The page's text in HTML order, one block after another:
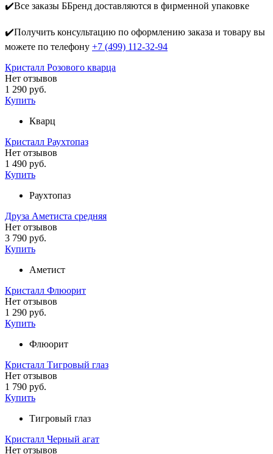
✔️Все заказы ББренд доставляются в фирменной упаковке
✔️Получить консультацию по оформлению заказа и товару вы
можете по телефону +7 (499) 112-32-94
Кристалл Розового кварца
Нет отзывов
1 290 руб.
Купить
Кварц
Кристалл Раухтопаз
Нет отзывов
1 490 руб.
Купить
Раухтопаз
Друза Аметиста средняя
Нет отзывов
3 790 руб.
Купить
Аметист
Кристалл Флюорит
Нет отзывов
1 290 руб.
Купить
Флюорит
Кристалл Тигровый глаз
Нет отзывов
1 790 руб.
Купить
Тигровый глаз
Кристалл Черный агат
Нет отзывов